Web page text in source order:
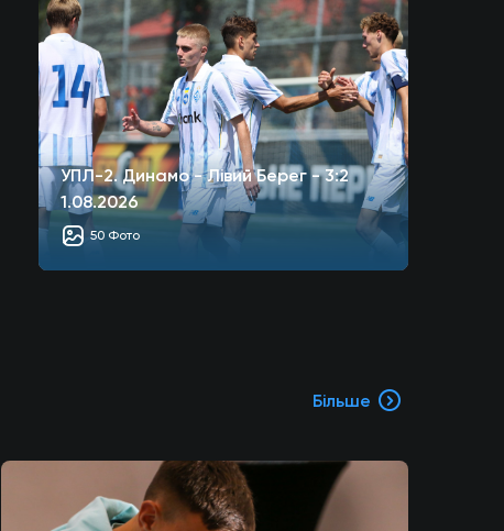
УПЛ-2. Динамо - Лівий Берег - 3:2
1.08.2026
50 Фото
Більше